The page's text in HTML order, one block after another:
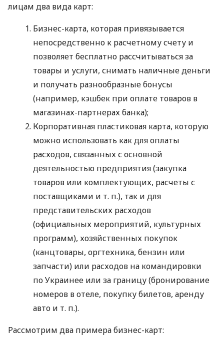
лицам два вида карт:
Бизнес-карта, которая привязывается
непосредственно к расчетному счету и
позволяет бесплатно рассчитываться за
товары и услуги, снимать наличные деньги
и получать разнообразные бонусы
(например, кэшбек при оплате товаров в
магазинах-партнерах банка);
Корпоративная пластиковая карта, которую
можно использовать как для оплаты
расходов, связанных с основной
деятельностью предприятия (закупка
товаров или комплектующих, расчеты с
поставщиками и т. п.), так и для
представительских расходов
(официальных мероприятий, культурных
программ), хозяйственных покупок
(канцтовары, оргтехника, бензин или
запчасти) или расходов на командировки
по Украинее или за границу (бронирование
номеров в отеле, покупку билетов, аренду
авто и т. п.).
Рассмотрим два примера бизнес-карт: